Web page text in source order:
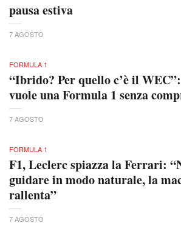
pausa estiva
7 AGOSTO
FORMULA 1
“Ibrido? Per quello c’è il
vuole una Formula 1 senza
7 AGOSTO
FORMULA 1
F1, Leclerc spiazza la Ferrari:
guidare in modo naturale, la
rallenta”
7 AGOSTO